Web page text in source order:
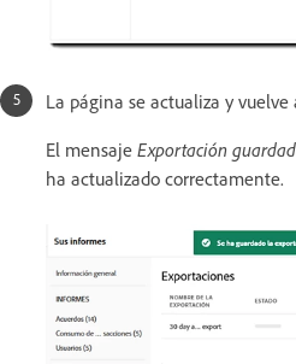
La página se actualiza y
El mensaje Exportación
ha actualizado correctamente.